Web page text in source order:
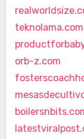
teknolama.com
orb-z.com